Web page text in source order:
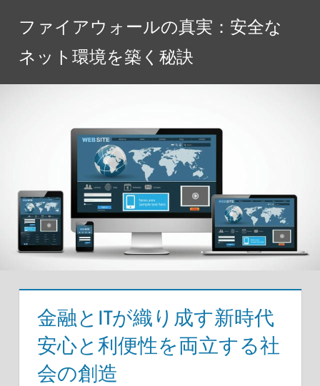
ファイアウォールの真実：安全な
ネット環境を築く秘訣
金融とITが織り成す新時代
安心と利便性を両立する社
会の創造